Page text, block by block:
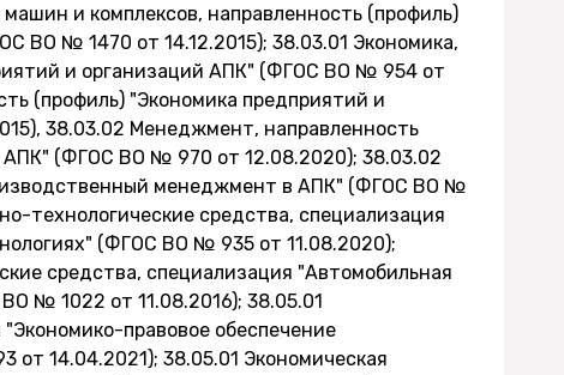
и комплексов, направленность (профиль)
ВО № 1470 от 14.12.2015); 38.03.01 Экономика,
и организаций АПК" (ФГОС ВО № 954 от
(профиль) "Экономика предприятий и
38.03.02 Менеджмент, направленность
(ФГОС ВО № 970 от 12.08.2020); 38.03.02
менеджмент в АПК" (ФГОС ВО №
технологические средства, специализация
(ФГОС ВО № 935 от 11.08.2020);
средства, специализация "Автомобильная
№ 1022 от 11.08.2016); 38.05.01
правовое обеспечение
14.04.2021); 38.05.01 Экономическая